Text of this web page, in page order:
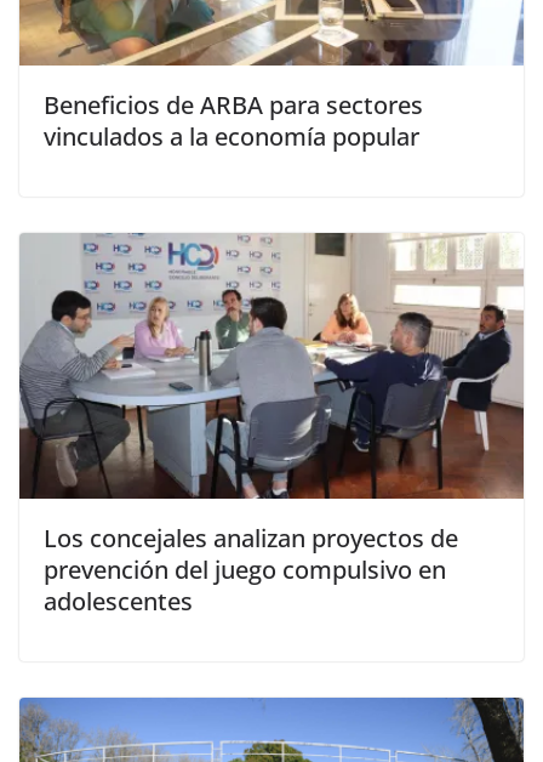
Beneficios de ARBA para sectores
vinculados a la economía popular
Los concejales analizan proyectos de
prevención del juego compulsivo en
adolescentes